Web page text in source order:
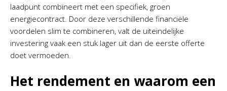
laadpunt combineert met een specifiek, groen
energiecontract. Door deze verschillende financiële
voordelen slim te combineren, valt de uiteindelijke
investering vaak een stuk lager uit dan de eerste offerte
doet vermoeden.
Het rendement en waarom een